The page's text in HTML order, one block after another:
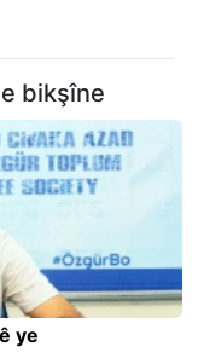
bikşîne
ye